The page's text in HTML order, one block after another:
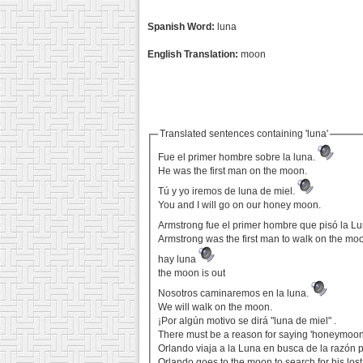
Spanish Word: luna
English Translation: moon
Translated sentences containing 'luna'
Fue el primer hombre sobre la luna.
He was the first man on the moon.
Tú y yo iremos de luna de miel.
You and I will go on our honey moon.
Armstrong fue el primer hombre que pisó la
Armstrong was the first man to walk on the
hay luna
the moon is out
Nosotros caminaremos en la luna.
We will walk on the moon.
¡Por algún motivo se dirá "luna de miel" .
There must be a reason for saying
Orlando viaja a la Luna en busca de la razón